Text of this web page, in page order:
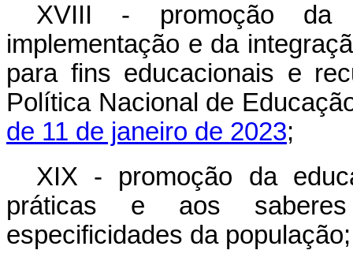
XVIII - promoção da
implementação e da
para fins educacionais e
Política Nacional de
de 11 de janeiro de 2023;
XIX - promoção da
práticas e aos saberes
especificidades da